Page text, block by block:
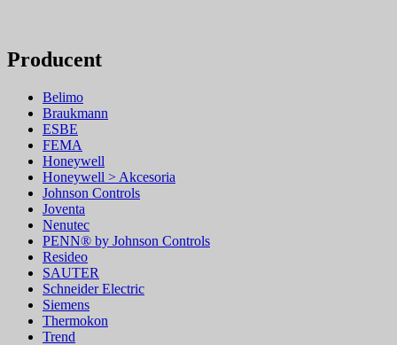
Producent
Belimo
Braukmann
ESBE
FEMA
Honeywell
Honeywell > Akcesoria
Johnson Controls
Joventa
Nenutec
PENN® by Johnson Controls
Resideo
SAUTER
Schneider Electric
Siemens
Thermokon
Trend